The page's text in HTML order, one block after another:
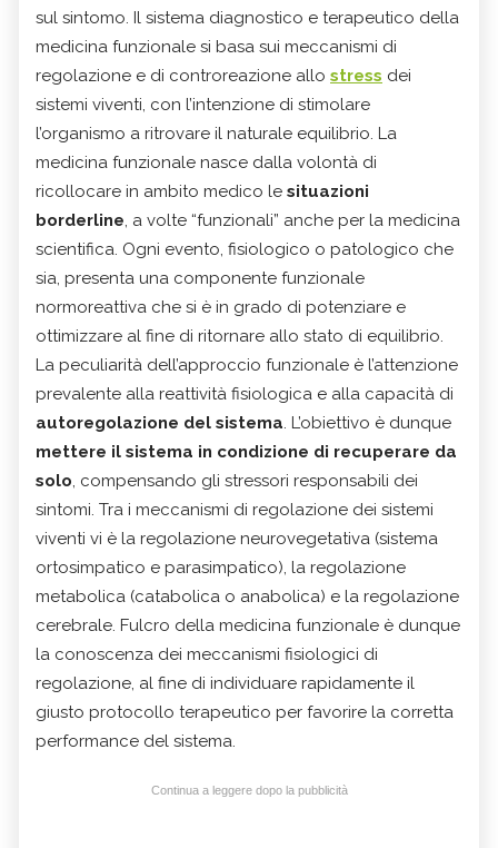
sul sintomo. Il sistema diagnostico e terapeutico della
medicina funzionale si basa sui meccanismi di
regolazione e di controreazione allo stress dei
sistemi viventi, con l’intenzione di stimolare
l’organismo a ritrovare il naturale equilibrio. La
medicina funzionale nasce dalla volontà di
ricollocare in ambito medico le situazioni
borderline, a volte “funzionali” anche per la medicina
scientifica. Ogni evento, fisiologico o patologico che
sia, presenta una componente funzionale
normoreattiva che si è in grado di potenziare e
ottimizzare al fine di ritornare allo stato di equilibrio.
La peculiarità dell’approccio funzionale è l’attenzione
prevalente alla reattività fisiologica e alla capacità di
autoregolazione del sistema. L’obiettivo è dunque
mettere il sistema in condizione di recuperare da
solo, compensando gli stressori responsabili dei
sintomi. Tra i meccanismi di regolazione dei sistemi
viventi vi è la regolazione neurovegetativa (sistema
ortosimpatico e parasimpatico), la regolazione
metabolica (catabolica o anabolica) e la regolazione
cerebrale. Fulcro della medicina funzionale è dunque
la conoscenza dei meccanismi fisiologici di
regolazione, al fine di individuare rapidamente il
giusto protocollo terapeutico per favorire la corretta
performance del sistema.
Continua a leggere dopo la pubblicità